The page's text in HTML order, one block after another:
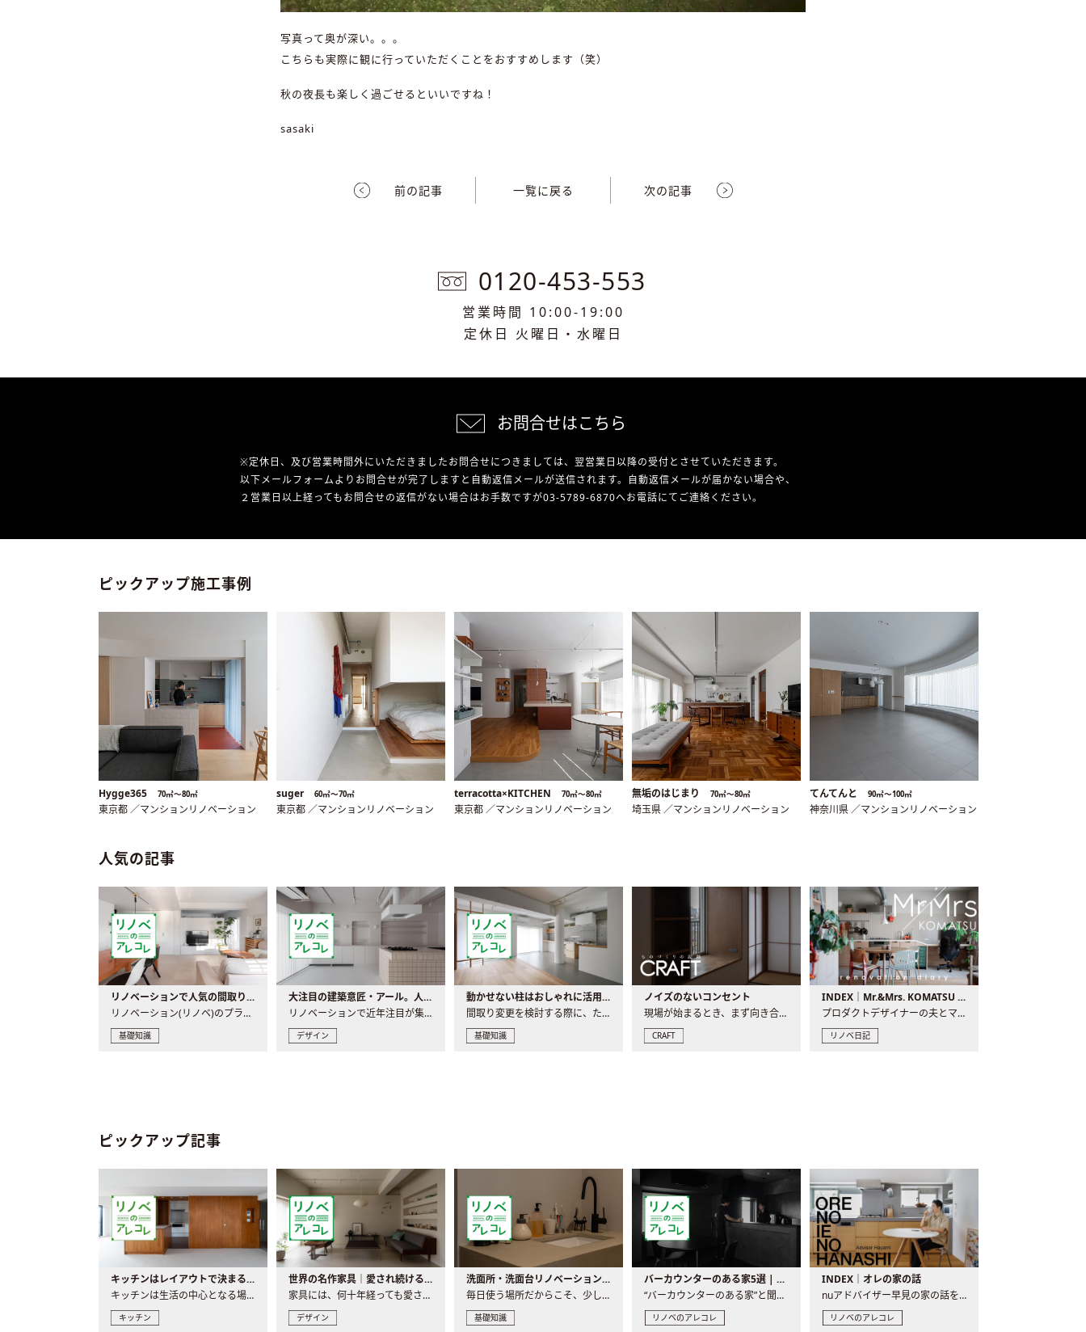
写真って奥が深い。。。
こちらも実際に観に行っていただくことをおすすめします（笑）
秋の夜長も楽しく過ごせるといいですね！
sasaki
前の記事 一覧に戻る 次の記事
0120-453-553
営業時間 10:00-19:00
定休日 火曜日・水曜日
お問合せはこちら
※定休日、及び営業時間外にいただきましたお問合せにつきましては、翌営業日以降の受付とさせていただきます。
以下メールフォームよりお問合せが完了しますと自動返信メールが送信されます。自動返信メールが届かない場合や、
２営業日以上経ってもお問合せの返信がない場合はお手数ですが03-5789-6870へお電話にてご連絡ください。
ピックアップ施工事例
Hygge365 70㎡〜80㎡
東京都 ／マンションリノベーション
suger 60㎡〜70㎡
東京都 ／マンションリノベーション
terracotta×KITCHEN 70㎡〜80㎡
東京都 ／マンションリノベーション
無垢のはじまり 70㎡〜80㎡
埼玉県 ／マンションリノベーション
てんてんと 90㎡〜100㎡
神奈川県 ／マンションリノベーション
人気の記事
リノベーションで人気の間取りとは？トレンドの間取りと実例を徹底解説
リノベーション(リノベ)のプランニングで一番最初に決めるのは..
基礎知識
大注目の建築意匠・アール。人気の理由と空間に取り入れるポイント
リノベーションで近年注目が集まる建築意匠の一つであるアール..
デザイン
動かせない柱はおしゃれに活用！柱を魅せるリノベーション(リノベ)4選
間取り変更を検討する際に、たびたび皆さんの頭を悩ませる動か..
基礎知識
ノイズのないコンセント
現場が始まるとき、まず向き合うものの一つがコンセントです..
CRAFT
INDEX｜Mr.&Mrs. KOMATSU renovation diary
プロダクトデザイナーの夫とマーチャンダイザーの妻が、夫婦で..
リノベ日記
ピックアップ記事
キッチンはレイアウトで決まる。後悔しないための考え方と選び方
キッチンは生活の中心となる場所だからこそ、家の中のどこに置..
キッチン
世界の名作家具｜愛され続ける理由と一生モノとの出会い方
家具には、何十年経っても愛され続ける「名作」と呼ばれるもの..
デザイン
洗面所・洗面台リノベーションの事例と間取りアイデア
毎日使う場所だからこそ、少しの間取りの工夫や素材の選び方で..
基礎知識
バーカウンターのある家5選 | 日常に馴染む“距離の近い”キッチンとは
“バーカウンターのある家”と聞くと、少し特別な、大人のための..
リノベのアレコレ
INDEX｜オレの家の話
nuアドバイザー早見の家の話を、全4話でお届け。リノベーションを..
リノベのアレコレ